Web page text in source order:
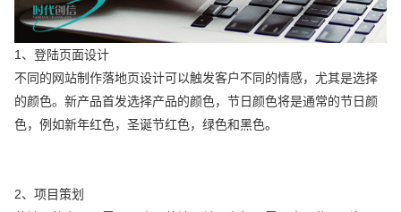
1、登陆页面设计
不同的网站制作落地页设计可以触发客户不同的情感，尤其是选择
的颜色。新产品首发选择产品的颜色，节日颜色将是通常的节日颜
色，例如新年红色，圣诞节红色，绿色和黑色。
2、项目策划